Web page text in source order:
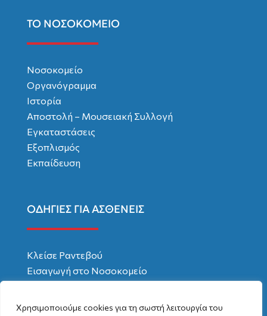
Χρησιμοποιούμε cookies για τη σωστή λειτουργία του
ΤΟ ΝΟΣΟΚΟΜΕΙΟ
Νοσοκομείο
Οργανόγραμμα
Ιστορία
Αποστολή – Μουσειακή Συλλογή
Εγκαταστάσεις
Εξοπλισμός
Εκπαίδευση
ΟΔΗΓΙΕΣ ΓΙΑ ΑΣΘΕΝΕΙΣ
Κλείσε Ραντεβού
Εισαγωγή στο Νοσοκομείο
Δικαιώματα – Υποχρεώσεις